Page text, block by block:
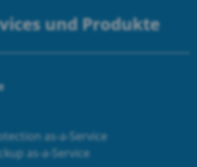
und Produkte
as-a-Service
as-a-Service